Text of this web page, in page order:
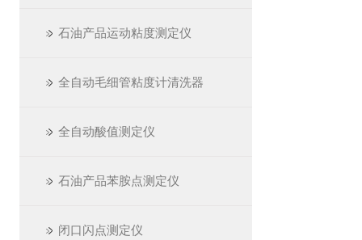
石油产品运动粘度测定仪
全自动毛细管粘度计清洗器
全自动酸值测定仪
石油产品苯胺点测定仪
闭口闪点测定仪